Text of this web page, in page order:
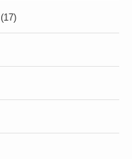
(17)